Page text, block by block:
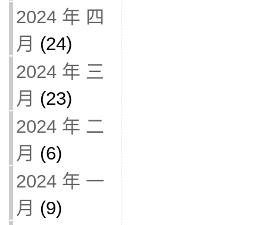
2024 年 四
月 (24)
2024 年 三
月 (23)
2024 年 二
月 (6)
2024 年 一
月 (9)